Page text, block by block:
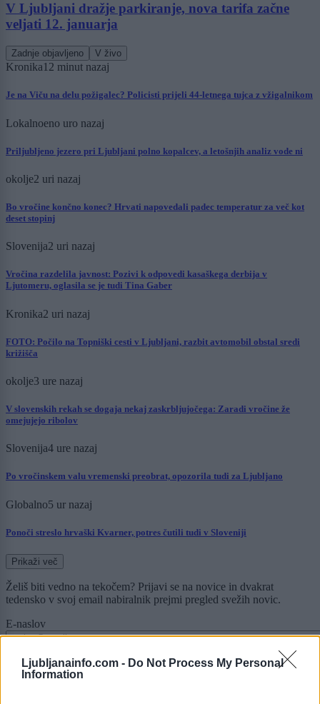
Ljubljanainfo.com - Do Not Process My Personal
Information
V Ljubljani dražje parkiranje, nova tarifa začne
veljati 12. januarja
Zadnje objavljeno V živo
Kronika12 minut nazaj
Je na Viču na delu požigalec? Policisti prijeli 44-letnega tujca z vžigalnikom
Lokalnoeno uro nazaj
Priljubljeno jezero pri Ljubljani polno kopalcev, a letošnjih analiz vode ni
okolje2 uri nazaj
Bo vročine končno konec? Hrvati napovedali padec temperatur za več kot
deset stopinj
Slovenija2 uri nazaj
Vročina razdelila javnost: Pozivi k odpovedi kasaškega derbija v
Ljutomeru, oglasila se je tudi Tina Gaber
Kronika2 uri nazaj
FOTO: Počilo na Topniški cesti v Ljubljani, razbit avtomobil obstal sredi
križišča
okolje3 ure nazaj
V slovenskih rekah se dogaja nekaj zaskrbljujočega: Zaradi vročine že
omejujejo ribolov
Slovenija4 ure nazaj
Po vročinskem valu vremenski preobrat, opozorila tudi za Ljubljano
Globalno5 ur nazaj
Ponoči streslo hrvaški Kvarner, potres čutili tudi v Sloveniji
Prikaži več
Želiš biti vedno na tekočem? Prijavi se na novice in dvakrat
tedensko v svoj email nabiralnik prejmi pregled svežih novic.
E-naslov
CAPTCHA
Nisem robot